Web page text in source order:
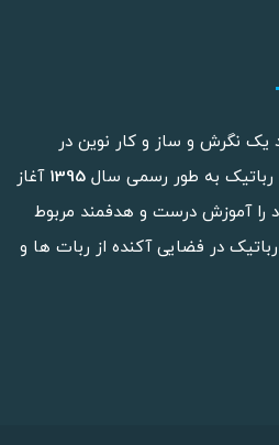
یک نگرش و ساز و کار نوین در
به طور رسمی سال 1395 آغاز
را آموزش درست و هدفمند مربوط
در فضایی آکنده از ربات ها و